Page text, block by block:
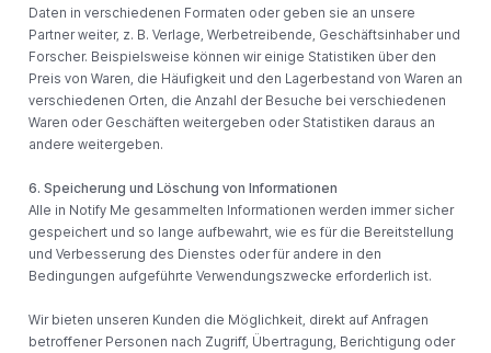
Daten in verschiedenen Formaten oder geben sie an unsere
Partner weiter, z. B. Verlage, Werbetreibende, Geschäftsinhaber und
Forscher. Beispielsweise können wir einige Statistiken über den
Preis von Waren, die Häufigkeit und den Lagerbestand von Waren an
verschiedenen Orten, die Anzahl der Besuche bei verschiedenen
Waren oder Geschäften weitergeben oder Statistiken daraus an
andere weitergeben.
6. Speicherung und Löschung von Informationen
Alle in Notify Me gesammelten Informationen werden immer sicher
gespeichert und so lange aufbewahrt, wie es für die Bereitstellung
und Verbesserung des Dienstes oder für andere in den
Bedingungen aufgeführte Verwendungszwecke erforderlich ist.
Wir bieten unseren Kunden die Möglichkeit, direkt auf Anfragen
betroffener Personen nach Zugriff, Übertragung, Berichtigung oder